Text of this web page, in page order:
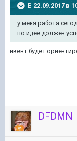
В 22.09.2017 в
у меня работа
по идее должен
ивент будет
DFDMN